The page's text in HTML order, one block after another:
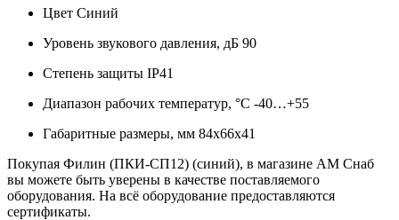
Цвет Синий
Уровень звукового давления, дБ 90
Степень защиты IP41
Диапазон рабочих температур, °С -40…+55
Габаритные размеры, мм 84х66х41
Покупая Филин (ПКИ-СП12) (синий), в магазине АМ Снаб
вы можете быть уверены в качестве поставляемого
оборудования. На всё оборудование предоставляются
сертификаты.